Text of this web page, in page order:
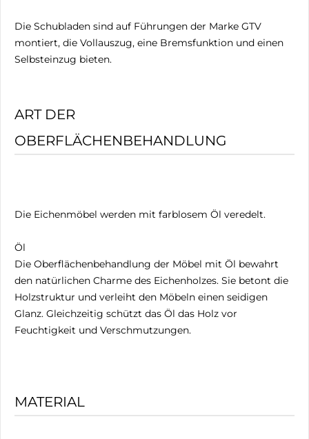
Die Schubladen sind auf Führungen der Marke GTV
montiert, die Vollauszug, eine Bremsfunktion und einen
Selbsteinzug bieten.
ART DER
OBERFLÄCHENBEHANDLUNG
Die Eichenmöbel werden mit farblosem Öl veredelt.
Öl
Die Oberflächenbehandlung der Möbel mit Öl bewahrt
den natürlichen Charme des Eichenholzes. Sie betont die
Holzstruktur und verleiht den Möbeln einen seidigen
Glanz. Gleichzeitig schützt das Öl das Holz vor
Feuchtigkeit und Verschmutzungen.
MATERIAL